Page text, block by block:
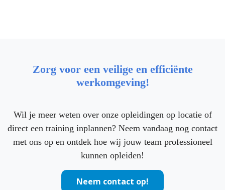
Zorg voor een veilige en efficiënte
werkomgeving!
Wil je meer weten over onze opleidingen op locatie of
direct een training inplannen? Neem vandaag nog contact
met ons op en ontdek hoe wij jouw team professioneel
kunnen opleiden!
Neem contact op!